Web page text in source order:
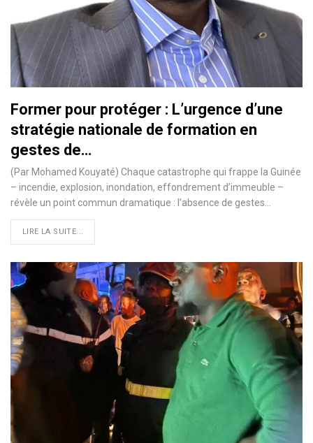
Former pour protéger : L’urgence d’une
stratégie nationale de formation en
gestes de…
(Par Mohamed Kouyaté) Chaque catastrophe qui frappe la Guinée
– incendie, explosion, inondation, effondrement d’immeuble –
révèle un point commun dramatique : l’absence de gestes…
LIRE LA SUITE...